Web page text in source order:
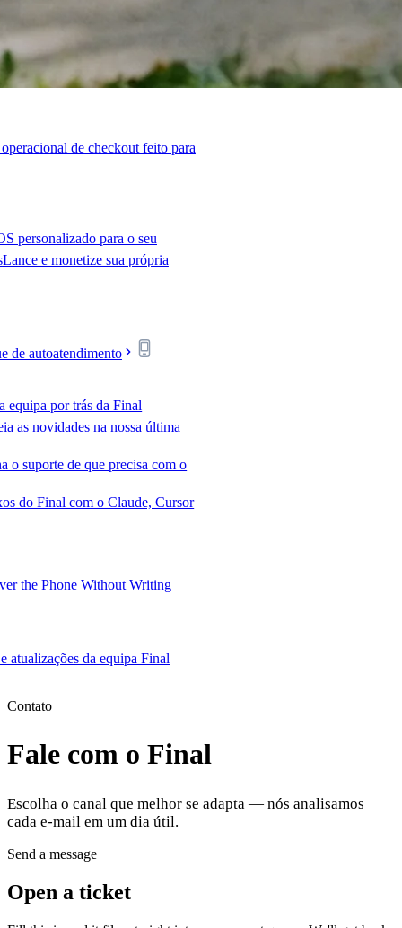
de checkout feito para
personalizado para o seu
Lance e monetize sua própria
de autoatendimento
equipa por trás da Final
as novidades na nossa última
o suporte de que precisa com o
do Final com o Claude, Cursor
the Phone Without Writing
atualizações da equipa Final
Merchant Hub Manage Manage your business
PayFair & easy payments RunMake any device your POS
Contato
Fale com o Final
Escolha o canal que melhor se adapta — nós analisamos
cada e-mail em um dia útil.
Send a message
Open a ticket